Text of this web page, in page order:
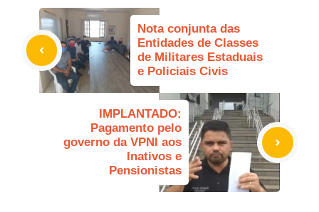
Nota conjunta das
Entidades de Classes
de Militares Estaduais
e Policiais Civis
IMPLANTADO:
Pagamento pelo
governo da VPNI aos
Inativos e
Pensionistas